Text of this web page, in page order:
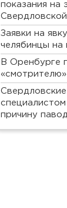
показания на
Заявки на
челябинцы
В Оренбурге
причину